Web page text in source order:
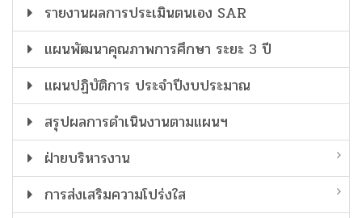
รายงานผลการประเมินตนเอง SAR
แผนพัฒนาคุณภาพการศึกษา ระยะ 3 ปี
แผนปฏิบัติการ ประจำปีงบประมาณ
สรุปผลการดำเนินงานตามแผนฯ
ฝ่ายบริหารงาน
การส่งเสริมความโปร่งใส